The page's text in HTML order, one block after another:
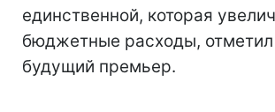
единственной, которая
бюджетные расходы, отметил
будущий премьер.